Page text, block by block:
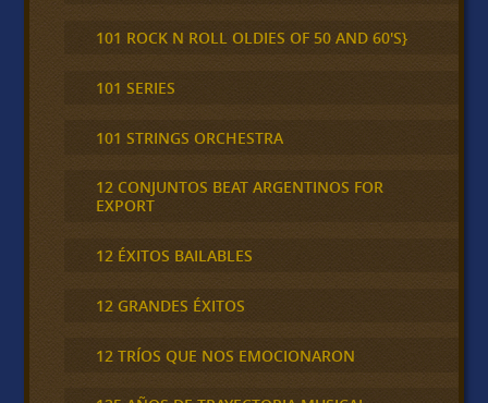
101 ROCK N ROLL OLDIES OF 50 AND 60'S}
101 SERIES
101 STRINGS ORCHESTRA
12 CONJUNTOS BEAT ARGENTINOS FOR
EXPORT
12 ÉXITOS BAILABLES
12 GRANDES ÉXITOS
12 TRÍOS QUE NOS EMOCIONARON